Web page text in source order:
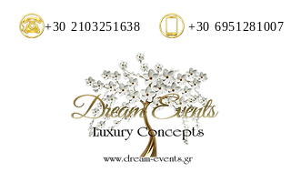
+30 2103251638 +30 6951281007